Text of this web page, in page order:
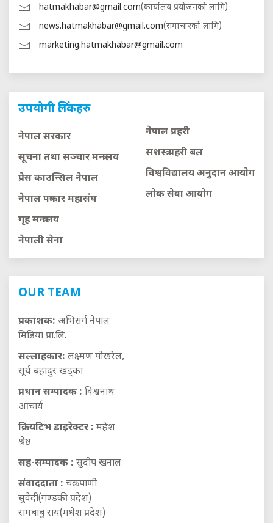
hatmakhabar@gmail.com(कार्यालय प्रयोजनको लागि)
news.hatmakhabar@gmail.com(समाचारको लागि)
marketing.hatmakhabar@gmail.com
उपयोगी लिंकहरु
नेपाल सरकार
सूचना तथा सञ्चार मन्त्रालय
प्रेस काउन्सिल नेपाल
नेपाल पत्रकार महासंघ
गृह मन्त्रालय
नेपाली सेना
नेपाल प्रहरी
सशस्त्र प्रहरी बल
विश्वविद्यालय अनुदान आयाेग
लाेक सेवा आयाेग
OUR TEAM
प्रकाशक: अभिसर्ग नेपाल
मिडिया प्रा.लि.
सल्लाहकार: लक्ष्मण पोखरेल,
सूर्य बहादुर खड्का
प्रधान सम्पादक : विश्वनाथ
आचार्य
क्रियटिभ डाइरेक्टर : महेश
श्रेष्ठ
सह-सम्पादक : सुदीप खनाल
संवाददाता : चक्रपाणी
सुवेदी(गण्डकी प्रदेश)
रामबाबु राय(मधेश प्रदेश)